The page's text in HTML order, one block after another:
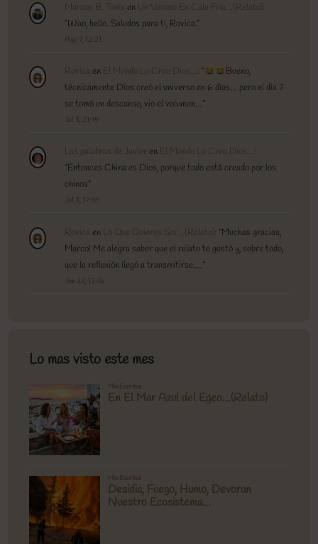
Marcos B. Tanis en Un Verano En Cala Fria…(Relato) :
“Wao, bello. Saludos para ti, Rovica.”
Ago 7, 12:21
Rovica en El Mundo Lo Creo Dios… : “
Bueno,
técnicamente Dios creó el universo en 6 días… pero el día 7
se tomó un descanso, vio el volumen…”
Jul 3, 21:14
Las palabras de Javier en El Mundo Lo Creo Dios… :
“Entonces China es Dios, porque todo está creado por los
chinos”
Jul 3, 17:45
Rovica en Lo Que Quieres Ser…(Relato) : “Muchas gracias,
Marco! Me alegra saber que el relato te gustó y, sobre todo,
que la reflexión llegó a transmitirse.…”
Jun 22, 12:16
Lo mas visto este mes